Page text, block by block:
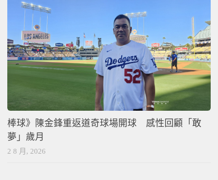
棒球》陳金鋒重返道奇球場開球 感性回顧「敢
夢」歲月
2 8 月, 2026